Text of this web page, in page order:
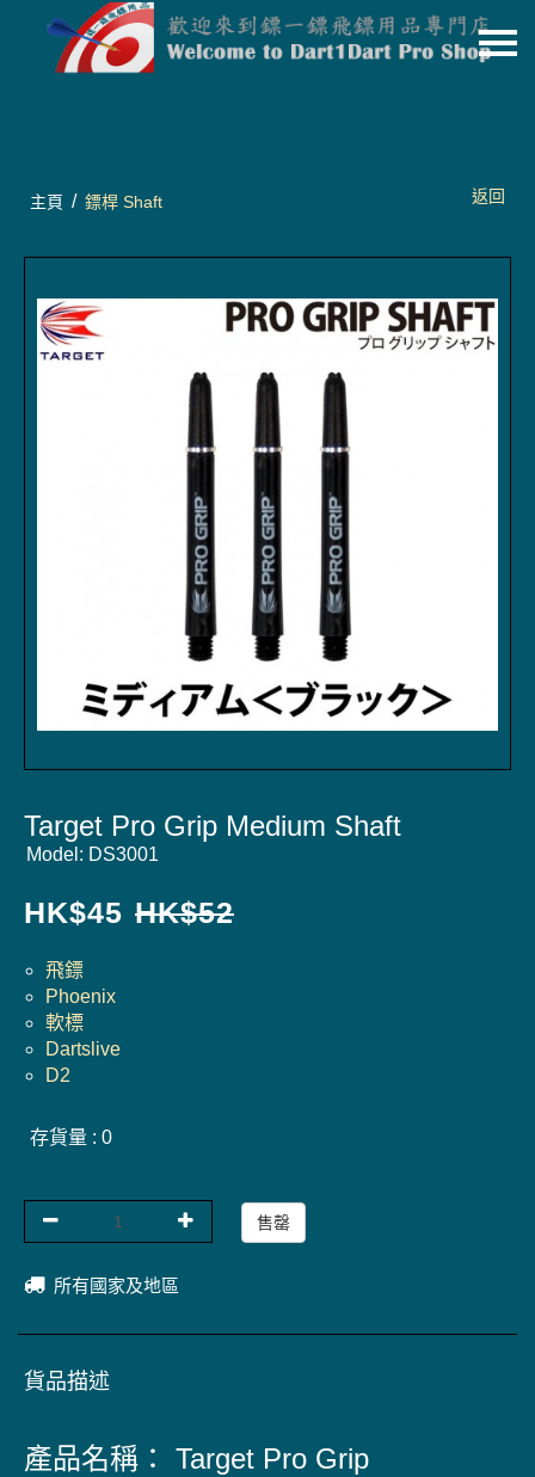
購物車
用戶
主頁 / 鏢桿 Shaft 返回
Target Pro Grip Medium Shaft
Model: DS3001
HK$45 HK$52
飛鏢
Phoenix
軟標
Dartslive
D2
存貨量 : 0
售罄
所有國家及地區
貨品描述
產品名稱： Target Pro Grip